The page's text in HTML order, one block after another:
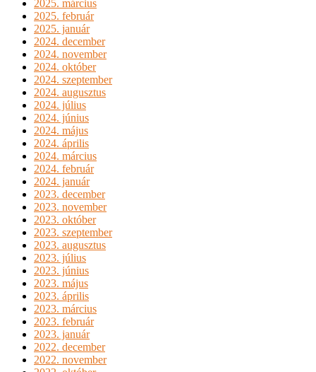
2025. március
2025. február
2025. január
2024. december
2024. november
2024. október
2024. szeptember
2024. augusztus
2024. július
2024. június
2024. május
2024. április
2024. március
2024. február
2024. január
2023. december
2023. november
2023. október
2023. szeptember
2023. augusztus
2023. július
2023. június
2023. május
2023. április
2023. március
2023. február
2023. január
2022. december
2022. november